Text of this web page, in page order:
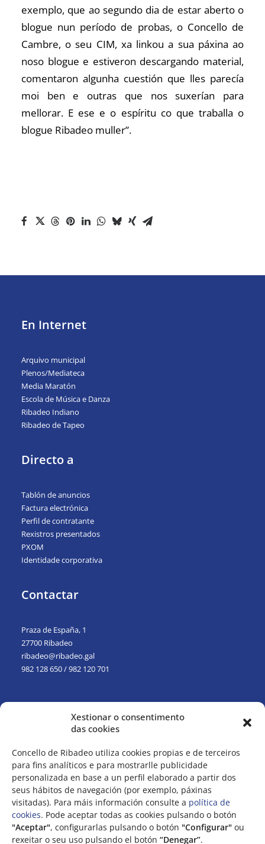
Xestionar o consentimento
das cookies
Concello de Ribadeo utiliza cookies propias e de terceiros
para fins analíticos e para mostrarlle publicidade
personalizada en base a un perfil elaborado a partir dos
seus hábitos de navegación (por exemplo, páxinas
visitadas). Para máis información consulte a política de
cookies. Pode aceptar todas as cookies pulsando o botón
"Aceptar", configurarlas pulsando o botón "Configurar" ou
rexeitar o seu uso pulsando el botón “Denegar”.
exemplo, que ao segundo dia de estar aberto o
blogue nun período de probas, o Concello de
Cambre, o seu CIM, xa linkou a sua páxina ao
noso blogue e estiveron descargando material,
comentaron algunha cuestión que lles parecía
moi ben e outras que nos suxerían para
mellorar. E ese e o espíritu co que traballa o
blogue Ribadeo muller”.
En Internet
Arquivo municipal
Plenos/Mediateca
Media Maratón
Escola de Música e Danza
Ribadeo Indiano
Ribadeo de Tapeo
Directo a
Tablón de anuncios
Factura electrónica
Perfil de contratante
Rexistros presentados
PXOM
Identidade corporativa
Contactar
Praza de España, 1
27700 Ribadeo
ribadeo@ribadeo.gal
982 128 650/982 120 701